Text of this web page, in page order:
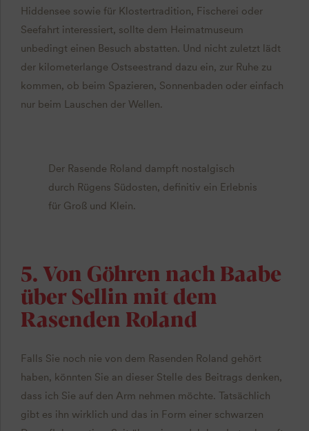
Hiddensee sowie für Klostertradition, Fischerei oder
Seefahrt interessiert, sollte dem Heimatmuseum
unbedingt einen Besuch abstatten. Und nicht zuletzt lädt
der kilometerlange Ostseestrand dazu ein, zur Ruhe zu
kommen, ob beim Spazieren, Sonnenbaden oder einfach
nur beim Lauschen der Wellen.
Der Rasende Roland dampft nostalgisch
durch Rügens Südosten, definitiv ein Erlebnis
für Groß und Klein.
5. Von Göhren nach Baabe
über Sellin mit dem
Rasenden Roland
Falls Sie noch nie von dem Rasenden Roland gehört
haben, könnten Sie an dieser Stelle des Beitrags denken,
dass ich Sie auf den Arm nehmen möchte. Tatsächlich
gibt es ihn wirklich und das in Form einer schwarzen